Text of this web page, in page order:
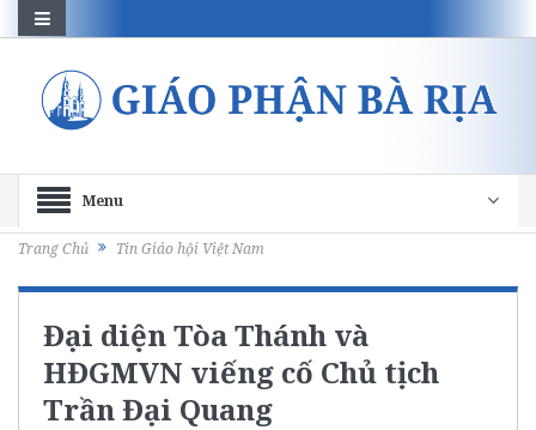
Menu
Trang Chủ Tin Giáo hội Việt Nam
Đại diện Tòa Thánh và
HĐGMVN viếng cố Chủ tịch
Trần Đại Quang